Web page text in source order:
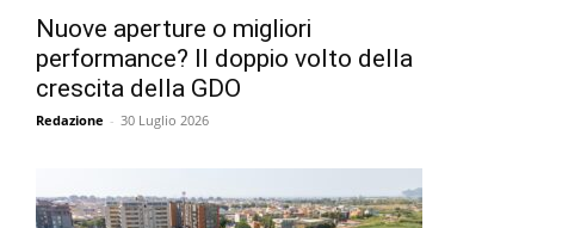
Nuove aperture o migliori
performance? Il doppio volto della
crescita della GDO
Redazione - 30 Luglio 2026